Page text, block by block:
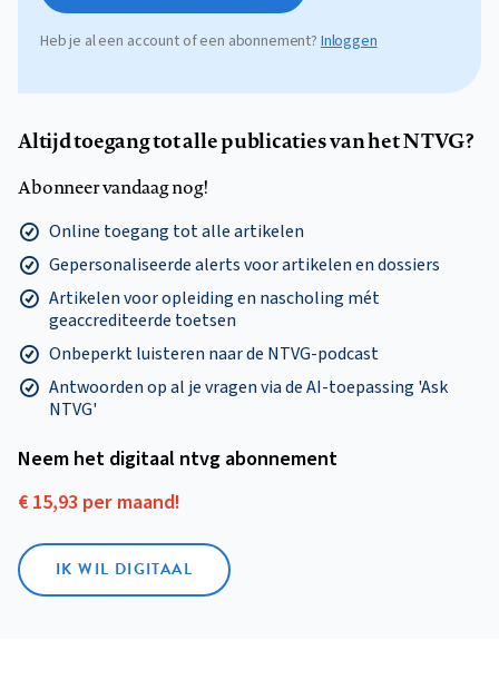
Heb je al een account of een abonnement?Inloggen
Altijd toegang tot alle publicaties van het NTVG?
Abonneer vandaag nog!
Online toegang tot alle artikelen
Gepersonaliseerde alerts voor artikelen en dossiers
Artikelen voor opleiding en nascholing mét
geaccrediteerde toetsen
Onbeperkt luisteren naar de NTVG-podcast
Antwoorden op al je vragen via de AI-toepassing 'Ask
NTVG'
Neem het digitaal ntvg abonnement
€ 15,93 per maand!
IK WIL DIGITAAL